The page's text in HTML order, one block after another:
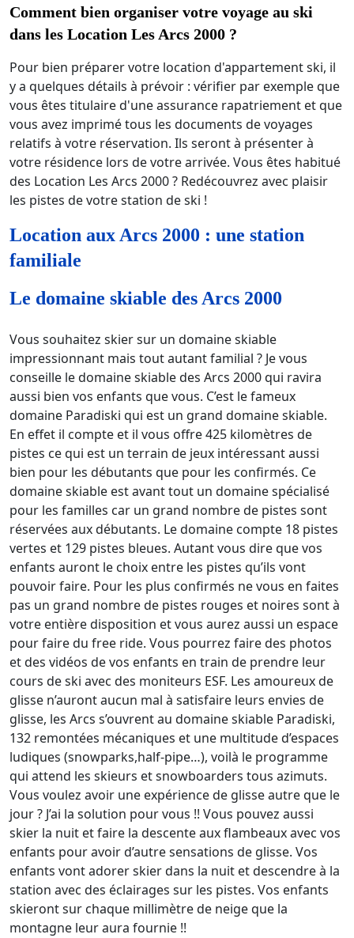
Comment bien organiser votre voyage au ski
dans les Location Les Arcs 2000 ?
Pour bien préparer votre location d'appartement ski, il
y a quelques détails à prévoir : vérifier par exemple que
vous êtes titulaire d'une assurance rapatriement et que
vous avez imprimé tous les documents de voyages
relatifs à votre réservation. Ils seront à présenter à
votre résidence lors de votre arrivée. Vous êtes habitué
des Location Les Arcs 2000 ? Redécouvrez avec plaisir
les pistes de votre station de ski !
Location aux Arcs 2000 : une station
familiale
Le domaine skiable des Arcs 2000
Vous souhaitez skier sur un domaine skiable
impressionnant mais tout autant familial ? Je vous
conseille le domaine skiable des Arcs 2000 qui ravira
aussi bien vos enfants que vous. C’est le fameux
domaine Paradiski qui est un grand domaine skiable.
En effet il compte et il vous offre 425 kilomètres de
pistes ce qui est un terrain de jeux intéressant aussi
bien pour les débutants que pour les confirmés. Ce
domaine skiable est avant tout un domaine spécialisé
pour les familles car un grand nombre de pistes sont
réservées aux débutants. Le domaine compte 18 pistes
vertes et 129 pistes bleues. Autant vous dire que vos
enfants auront le choix entre les pistes qu’ils vont
pouvoir faire. Pour les plus confirmés ne vous en faites
pas un grand nombre de pistes rouges et noires sont à
votre entière disposition et vous aurez aussi un espace
pour faire du free ride. Vous pourrez faire des photos
et des vidéos de vos enfants en train de prendre leur
cours de ski avec des moniteurs ESF. Les amoureux de
glisse n’auront aucun mal à satisfaire leurs envies de
glisse, les Arcs s’ouvrent au domaine skiable Paradiski,
132 remontées mécaniques et une multitude d’espaces
ludiques (snowparks,half-pipe…), voilà le programme
qui attend les skieurs et snowboarders tous azimuts.
Vous voulez avoir une expérience de glisse autre que le
jour ? J’ai la solution pour vous !! Vous pouvez aussi
skier la nuit et faire la descente aux flambeaux avec vos
enfants pour avoir d’autre sensations de glisse. Vos
enfants vont adorer skier dans la nuit et descendre à la
station avec des éclairages sur les pistes. Vos enfants
skieront sur chaque millimètre de neige que la
montagne leur aura fournie !!